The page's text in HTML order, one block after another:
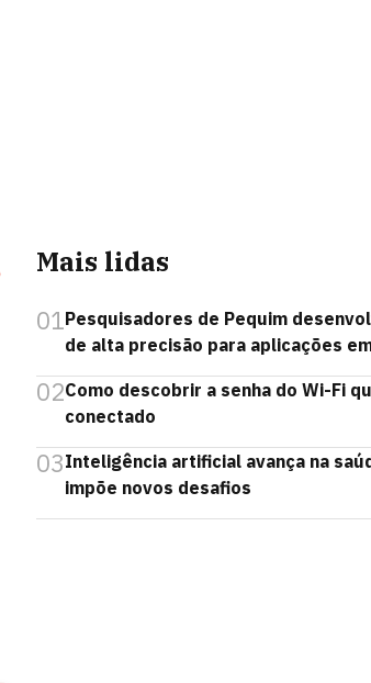
Mais lidas
01Pesquisadores de Pequim
de alta precisão para aplicações
02Como descobrir a senha do Wi-Fi
conectado
03Inteligência artificial avança na
impõe novos desafios